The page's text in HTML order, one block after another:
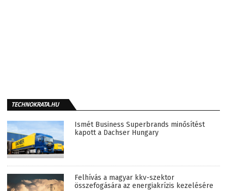
TECHNOKRATA.HU
Ismét Business Superbrands minősítést
kapott a Dachser Hungary
Felhívás a magyar kkv-szektor
összefogására az energiakrízis kezelésére